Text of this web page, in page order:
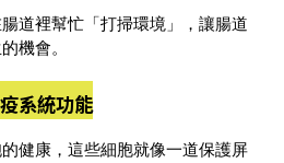
道裡幫忙「打掃環境」，讓腸道
機會。
系統功能
健康 ，這些細胞就像一道保護屏